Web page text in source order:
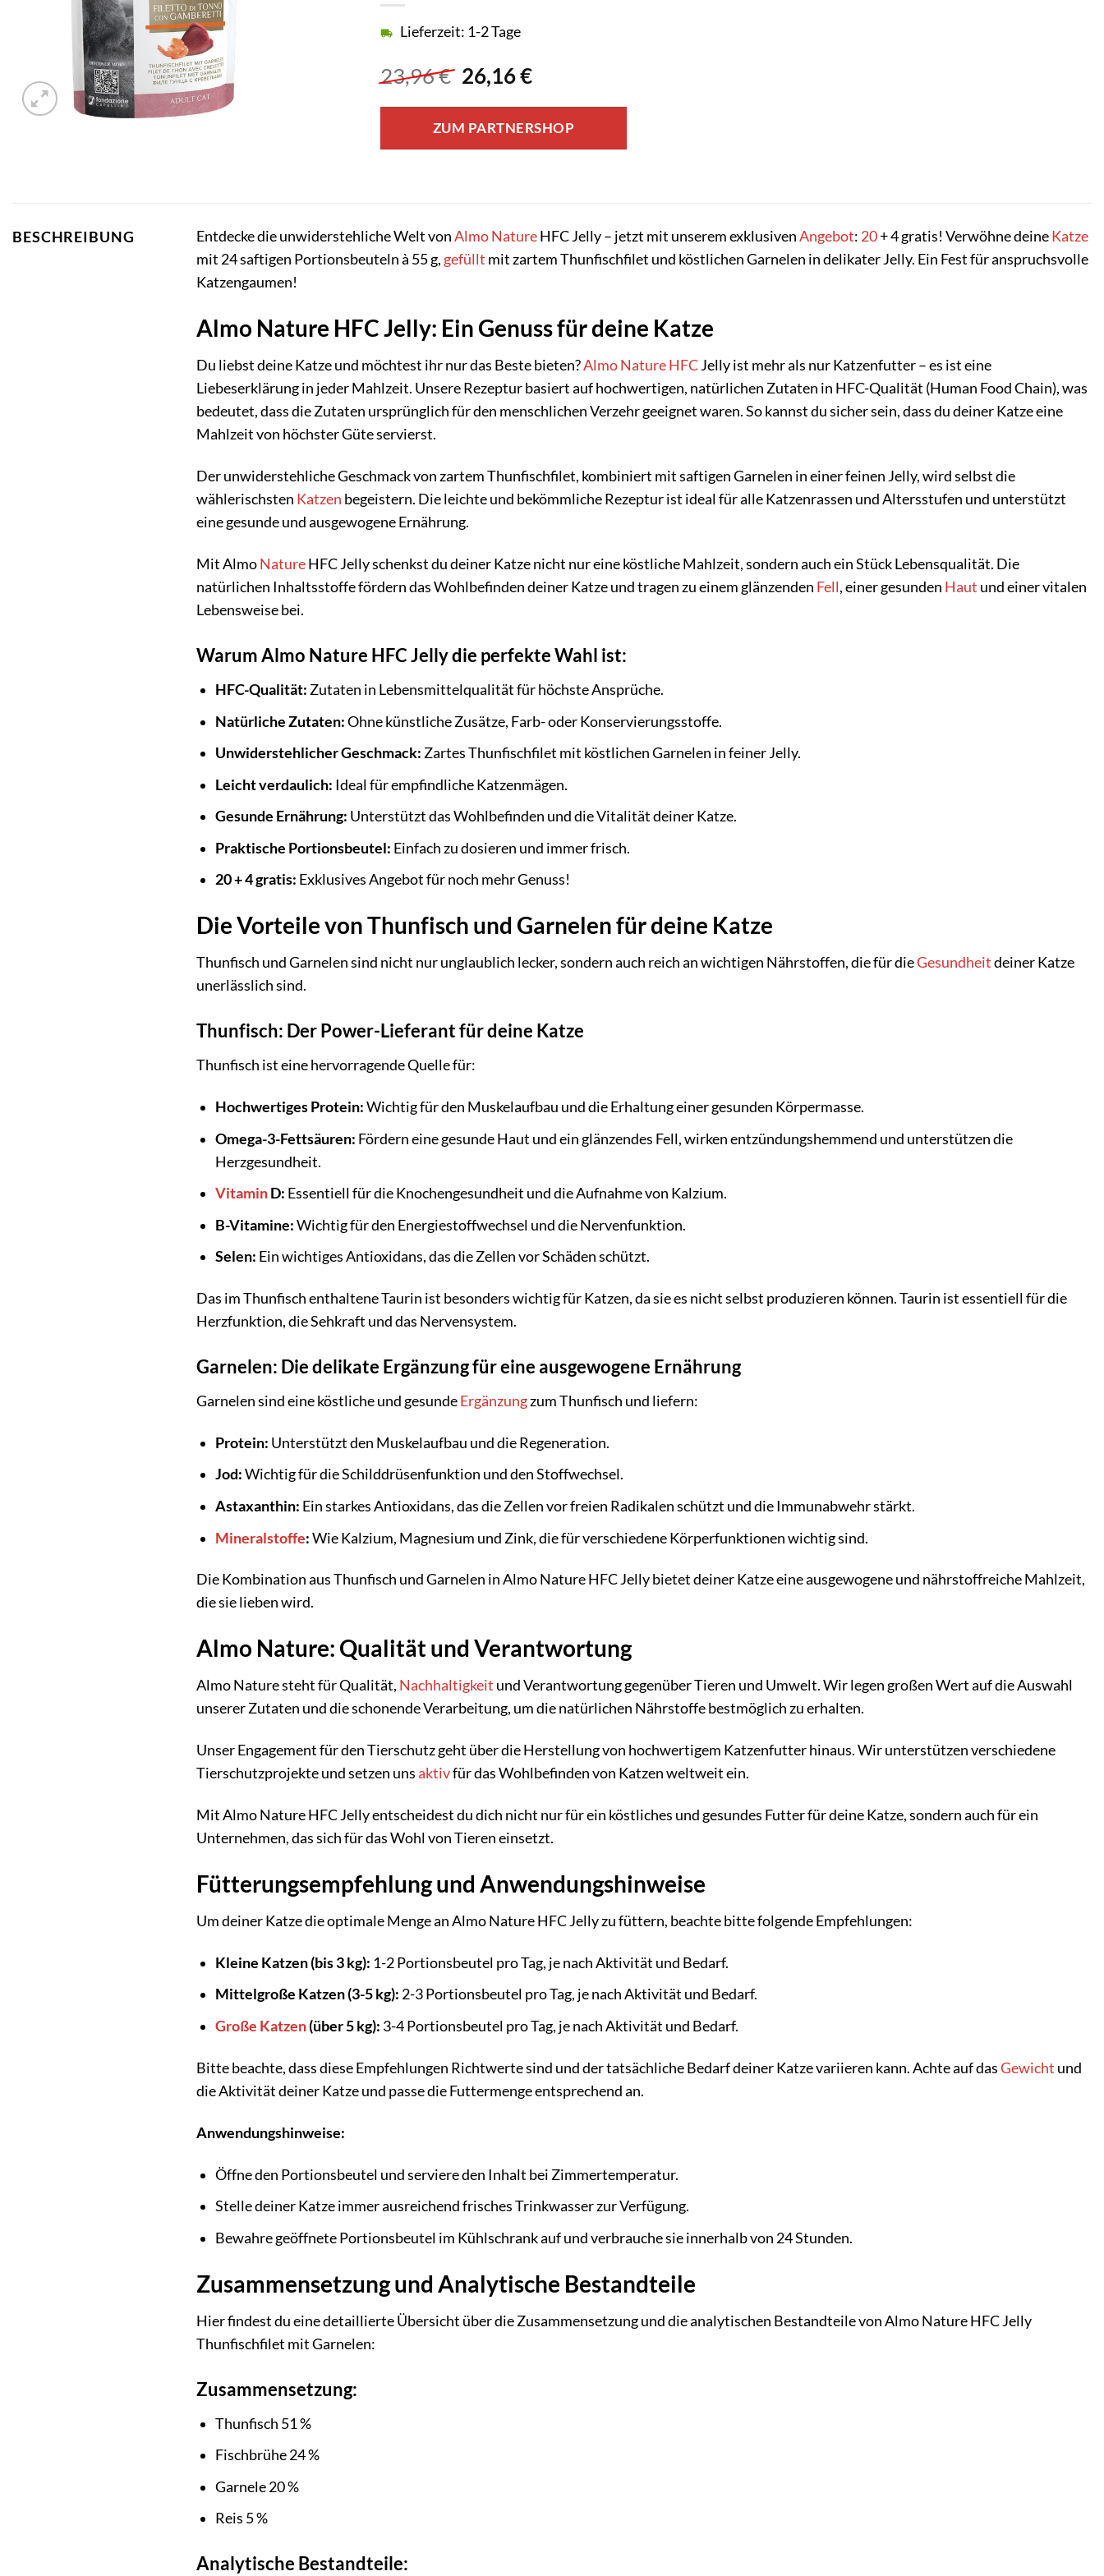
23,96€ Ursprünglicher
Preis
war:
23,96 €
26,16€Aktueller
ist:
26,16 €.
Lieferzeit: 1-2 Tage
ZUM PARTNERSHOP
BESCHREIBUNG Entdecke die unwiderstehliche Welt vonAlmo NatureHFC Jelly – jetzt mit unserem exklusivenAngebot: 20+ 4 gratis! Verwöhne deineKatze
mit 24 saftigen Portionsbeuteln à 55 g,gefüllt mit zartem Thunfischfilet und köstlichen Garnelen in delikater Jelly. Ein Fest für anspruchsvolle
Katzengaumen!
Almo Nature HFC Jelly: Ein Genuss für deine Katze
Du liebst deine Katze und möchtest ihr nur das Beste bieten?Almo Nature HFCJelly ist mehr als nur Katzenfutter – es ist eine
Liebeserklärung in jeder Mahlzeit. Unsere Rezeptur basiert auf hochwertigen, natürlichen Zutaten in HFC-Qualität (Human Food Chain), was
bedeutet, dass die Zutaten ursprünglich für den menschlichen Verzehr geeignet waren. So kannst du sicher sein, dass du deiner Katze eine
Mahlzeit von höchster Güte servierst.
Der unwiderstehliche Geschmack von zartem Thunfischfilet, kombiniert mit saftigen Garnelen in einer feinen Jelly, wird selbst die
wählerischsten Katzen begeistern. Die leichte und bekömmliche Rezeptur ist ideal für alle Katzenrassen und Altersstufen und unterstützt
eine gesunde und ausgewogene Ernährung.
Mit AlmoNatureHFC Jelly schenkst du deiner Katze nicht nur eine köstliche Mahlzeit, sondern auch ein Stück Lebensqualität. Die
natürlichen Inhaltsstoffe fördern das Wohlbefinden deiner Katze und tragen zu einem glänzenden Fell, einer gesunden Haut und einer vitalen
Lebensweise bei.
Warum Almo Nature HFC Jelly die perfekte Wahl ist:
HFC-Qualität: Zutaten in Lebensmittelqualität für höchste Ansprüche.
Natürliche Zutaten:Ohne künstliche Zusätze, Farb- oder Konservierungsstoffe.
Unwiderstehlicher Geschmack: Zartes Thunfischfilet mit köstlichen Garnelen in feiner Jelly.
Leicht verdaulich: Ideal für empfindliche Katzenmägen.
Gesunde Ernährung: Unterstützt das Wohlbefinden und die Vitalität deiner Katze.
Praktische Portionsbeutel: Einfach zu dosieren und immer frisch.
20 + 4 gratis: Exklusives Angebot für noch mehr Genuss!
Die Vorteile von Thunfisch und Garnelen für deine Katze
Thunfisch und Garnelen sind nicht nur unglaublich lecker, sondern auch reich an wichtigen Nährstoffen, die für dieGesundheitdeiner Katze
unerlässlich sind.
Thunfisch: Der Power-Lieferant für deine Katze
Thunfisch ist eine hervorragende Quelle für:
Hochwertiges Protein:Wichtig für den Muskelaufbau und die Erhaltung einer gesunden Körpermasse.
Omega-3-Fettsäuren: Fördern eine gesunde Haut und ein glänzendes Fell, wirken entzündungshemmend und unterstützen die
Herzgesundheit.
VitaminD: Essentiell für die Knochengesundheit und die Aufnahme von Kalzium.
B-Vitamine:Wichtig für den Energiestoffwechsel und die Nervenfunktion.
Selen: Ein wichtiges Antioxidans, das die Zellen vor Schäden schützt.
Das im Thunfisch enthaltene Taurin ist besonders wichtig für Katzen, da sie es nicht selbst produzieren können. Taurin ist essentiell für die
Herzfunktion, die Sehkraft und das Nervensystem.
Garnelen: Die delikate Ergänzung für eine ausgewogene Ernährung
Garnelen sind eine köstliche und gesundeErgänzungzum Thunfisch und liefern:
Protein: Unterstützt den Muskelaufbau und die Regeneration.
Jod:Wichtig für die Schilddrüsenfunktion und den Stoffwechsel.
Astaxanthin: Ein starkes Antioxidans, das die Zellen vor freien Radikalen schützt und die Immunabwehr stärkt.
Mineralstoffe:Wie Kalzium, Magnesium und Zink, die für verschiedene Körperfunktionen wichtig sind.
Die Kombination aus Thunfisch und Garnelen in Almo Nature HFC Jelly bietet deiner Katze eine ausgewogene und nährstoffreiche Mahlzeit,
die sie lieben wird.
Almo Nature: Qualität und Verantwortung
Almo Nature steht für Qualität, Nachhaltigkeit und Verantwortung gegenüber Tieren und Umwelt. Wir legen großen Wert auf die Auswahl
unserer Zutaten und die schonende Verarbeitung, um die natürlichen Nährstoffe bestmöglich zu erhalten.
Unser Engagement für den Tierschutz geht über die Herstellung von hochwertigem Katzenfutter hinaus. Wir unterstützen verschiedene
Tierschutzprojekte und setzen unsaktivfür das Wohlbefinden von Katzen weltweit ein.
Mit Almo Nature HFC Jelly entscheidest du dich nicht nur für ein köstliches und gesundes Futter für deine Katze, sondern auch für ein
Unternehmen, das sich für das Wohl von Tieren einsetzt.
Fütterungsempfehlung und Anwendungshinweise
Um deiner Katze die optimale Menge an Almo Nature HFC Jelly zu füttern, beachte bitte folgende Empfehlungen:
Kleine Katzen (bis 3 kg): 1-2 Portionsbeutel pro Tag, je nach Aktivität und Bedarf.
Mittelgroße Katzen (3-5 kg): 2-3 Portionsbeutel pro Tag, je nach Aktivität und Bedarf.
Große Katzen(über 5 kg): 3-4 Portionsbeutel pro Tag, je nach Aktivität und Bedarf.
Bitte beachte, dass diese Empfehlungen Richtwerte sind und der tatsächliche Bedarf deiner Katze variieren kann. Achte auf dasGewicht und
die Aktivität deiner Katze und passe die Futtermenge entsprechend an.
Anwendungshinweise:
Öffne den Portionsbeutel und serviere den Inhalt bei Zimmertemperatur.
Stelle deiner Katze immer ausreichend frisches Trinkwasser zur Verfügung.
Bewahre geöffnete Portionsbeutel im Kühlschrank auf und verbrauche sie innerhalb von 24 Stunden.
Zusammensetzung und Analytische Bestandteile
Hier findest du eine detaillierte Übersicht über die Zusammensetzung und die analytischen Bestandteile von Almo Nature HFC Jelly
Thunfischfilet mit Garnelen:
Zusammensetzung:
Thunfisch 51 %
Fischbrühe 24 %
Garnele 20 %
Reis 5 %
Analytische Bestandteile: